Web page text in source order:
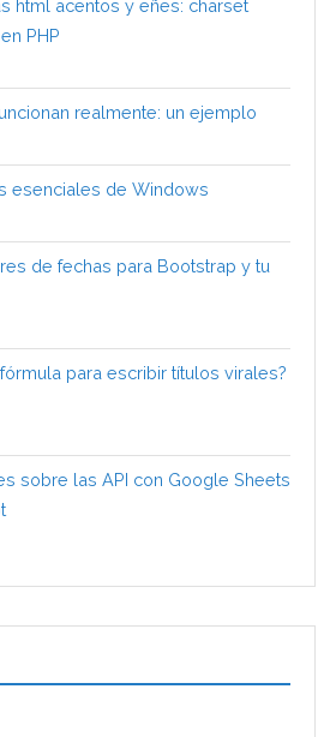
html acentos y eñes: charset
PHP
realmente: un ejemplo
esenciales de Windows
de fechas para Bootstrap y tu
para escribir títulos virales?
sobre las API con Google Sheets